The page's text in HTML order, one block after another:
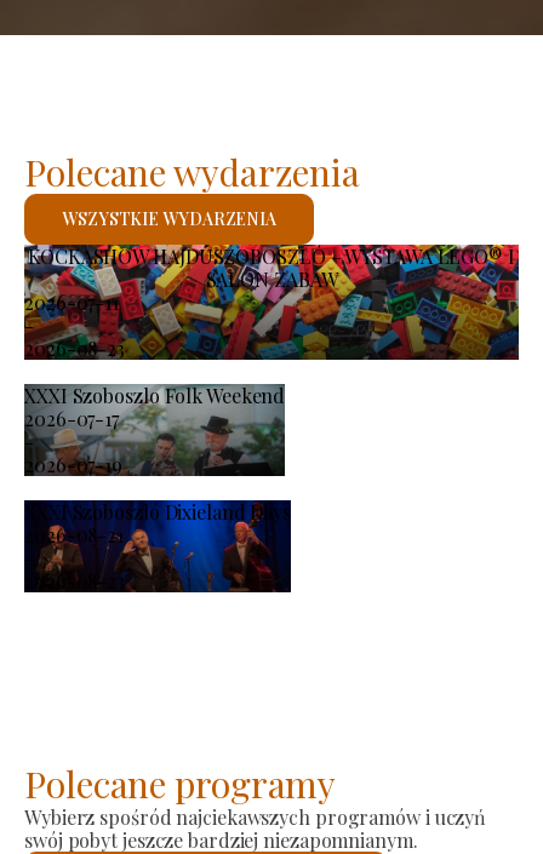
KOCKASHOW HAJDÚSZOBOSZLÓ – WYSTAWA LEGO® I
SALON ZABAW
2026-07-11
-
2026-08-23
XXXI Szoboszlo Folk Weekend
2026-07-17
-
2026-07-19
XXXI Szoboszló Dixieland Days
2026-08-21
-
2026-08-23
Polecane wydarzenia
WSZYSTKIE WYDARZENIA
Polecane programy
Wybierz spośród najciekawszych programów i uczyń
swój pobyt jeszcze bardziej niezapomnianym.